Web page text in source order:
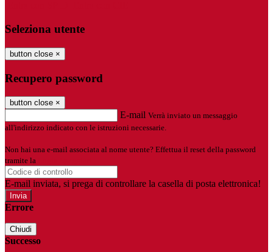
Seleziona utente
button close ×
Recupero password
button close ×
E-mail Verrà inviato un messaggio
all'indirizzo indicato con le istruzioni necessarie.
Non hai una e-mail associata al nome utente? Effettua il reset della password
tramite la
E-mail inviata, si prega di controllare la casella di posta elettronica!
Errore
Chiudi
Successo